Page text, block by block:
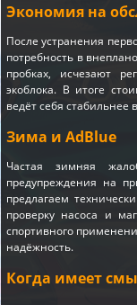
Экономия на
После устранения
потребность в
пробках, исчезают
экоблока. В итоге
ведёт себя стабильнее
Зима и AdBlue
Частая зимняя
предупреждения на
предлагаем
проверку насоса и
спортивного
надёжность.
Когда имеет